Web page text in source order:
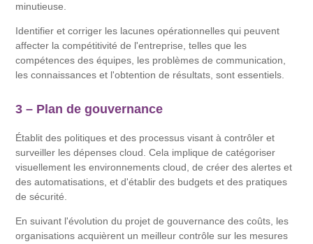
minutieuse.
Identifier et corriger les lacunes opérationnelles qui peuvent
affecter la compétitivité de l'entreprise, telles que les
compétences des équipes, les problèmes de communication,
les connaissances et l'obtention de résultats, sont essentiels.
3 – Plan de gouvernance
Établit des politiques et des processus visant à contrôler et
surveiller les dépenses cloud. Cela implique de catégoriser
visuellement les environnements cloud, de créer des alertes et
des automatisations, et d'établir des budgets et des pratiques
de sécurité.
En suivant l'évolution du projet de gouvernance des coûts, les
organisations acquièrent un meilleur contrôle sur les mesures